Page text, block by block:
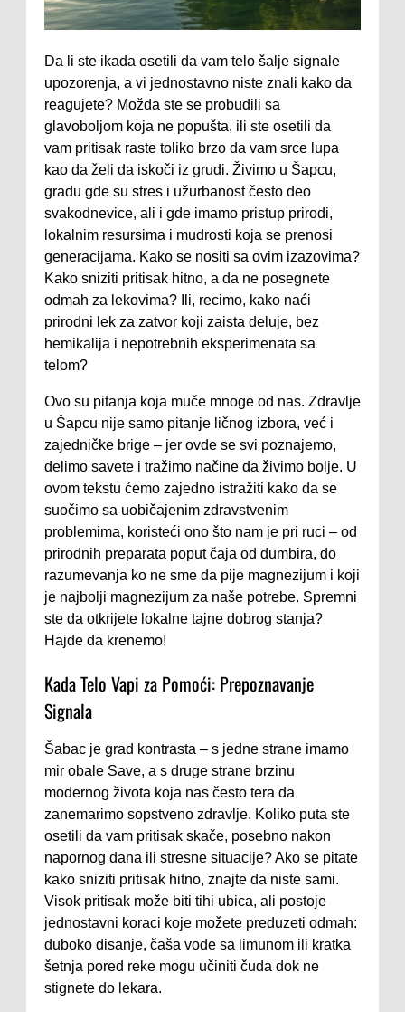
Da li ste ikada osetili da vam telo šalje signale
upozorenja, a vi jednostavno niste znali kako da
reagujete? Možda ste se probudili sa
glavoboljom koja ne popušta, ili ste osetili da
vam pritisak raste toliko brzo da vam srce lupa
kao da želi da iskoči iz grudi. Živimo u Šapcu,
gradu gde su stres i užurbanost često deo
svakodnevice, ali i gde imamo pristup prirodi,
lokalnim resursima i mudrosti koja se prenosi
generacijama. Kako se nositi sa ovim izazovima?
Kako sniziti pritisak hitno, a da ne posegnete
odmah za lekovima? Ili, recimo, kako naći
prirodni lek za zatvor koji zaista deluje, bez
hemikalija i nepotrebnih eksperimenata sa
telom?
Ovo su pitanja koja muče mnoge od nas. Zdravlje
u Šapcu nije samo pitanje ličnog izbora, već i
zajedničke brige – jer ovde se svi poznajemo,
delimo savete i tražimo načine da živimo bolje. U
ovom tekstu ćemo zajedno istražiti kako da se
suočimo sa uobičajenim zdravstvenim
problemima, koristeći ono što nam je pri ruci – od
prirodnih preparata poput čaja od đumbira, do
razumevanja ko ne sme da pije magnezijum i koji
je najbolji magnezijum za naše potrebe. Spremni
ste da otkrijete lokalne tajne dobrog stanja?
Hajde da krenemo!
Kada Telo Vapi za Pomoći: Prepoznavanje
Signala
Šabac je grad kontrasta – s jedne strane imamo
mir obale Save, a s druge strane brzinu
modernog života koja nas često tera da
zanemarimo sopstveno zdravlje. Koliko puta ste
osetili da vam pritisak skače, posebno nakon
napornog dana ili stresne situacije? Ako se pitate
kako sniziti pritisak hitno, znajte da niste sami.
Visok pritisak može biti tihi ubica, ali postoje
jednostavni koraci koje možete preduzeti odmah:
duboko disanje, čaša vode sa limunom ili kratka
šetnja pored reke mogu učiniti čuda dok ne
stignete do lekara.